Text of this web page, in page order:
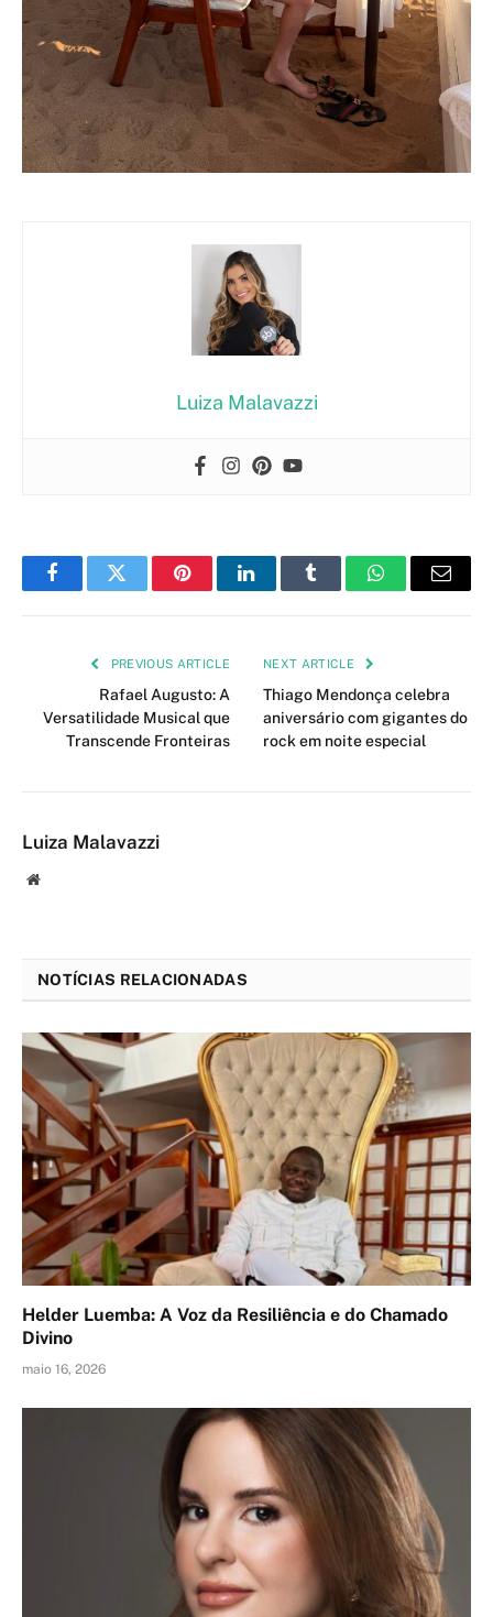
Luiza Malavazzi
FacebookTwitter PinterestLinkedInTumblr WhatsAppEmail
PREVIOUS ARTICLE
Rafael Augusto: A
Versatilidade Musical que
Transcende Fronteiras
NEXT ARTICLE
Thiago Mendonça celebra
aniversário com gigantes do
rock em noite especial
Luiza Malavazzi
Website
NOTÍCIAS RELACIONADAS
Helder Luemba: A Voz da Resiliência e do Chamado
Divino
maio 16, 2026